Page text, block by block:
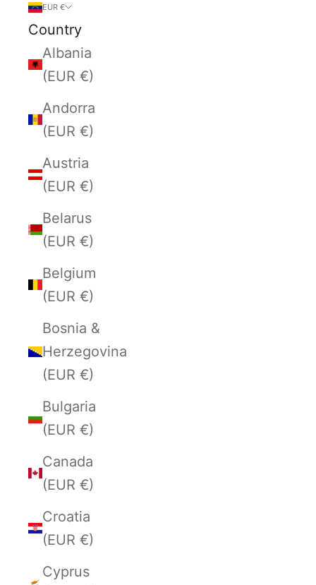
EUR €
Country
Albania
(EUR €)
Andorra
(EUR €)
Austria
(EUR €)
Belarus
(EUR €)
Belgium
(EUR €)
Bosnia &
Herzegovina
(EUR €)
Bulgaria
(EUR €)
Canada
(EUR €)
Croatia
(EUR €)
Cyprus